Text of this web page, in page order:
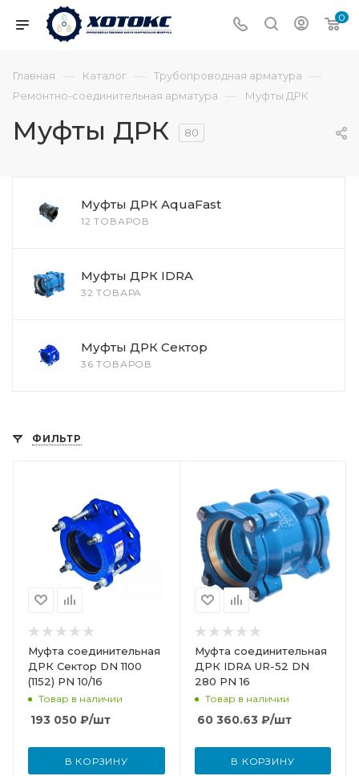
0
Главная — Каталог — Трубопроводная арматура —
Ремонтно-соединительная арматура — Муфты ДРК
Муфты ДРК 80
Муфты ДРК AquaFast
12 ТОВАРОВ
Муфты ДРК IDRA
32 ТОВАРА
Муфты ДРК Сектор
36 ТОВАРОВ
ФИЛЬТР
Муфта соединительная
ДРК Сектор DN 1100
(1152) PN 10/16
Товар в наличии
193 050 ₽/шт
В КОРЗИНУ
Муфта соединительная
ДРК IDRA UR-52 DN
280 PN 16
Товар в наличии
60 360.63₽/шт
В КОРЗИНУ